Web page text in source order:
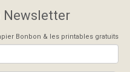
Newsletter
Bonbon & les printables gratuits